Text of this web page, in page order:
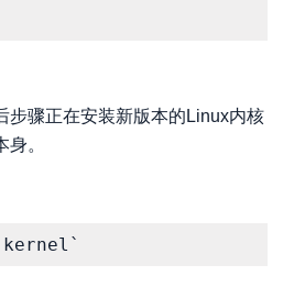
步骤正在安装新版本的Linux内核
。